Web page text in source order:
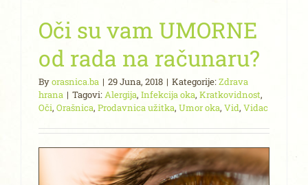
Oči su vam UMORNE
od rada na računaru?
Byorasnica.ba | 29 Juna, 2018 | Kategorije:Zdrava
hrana | Tagovi:Alergija, Infekcija oka, Kratkovidnost,
Oči, Orašnica, Prodavnica užitka, Umor oka, Vid, Vidac